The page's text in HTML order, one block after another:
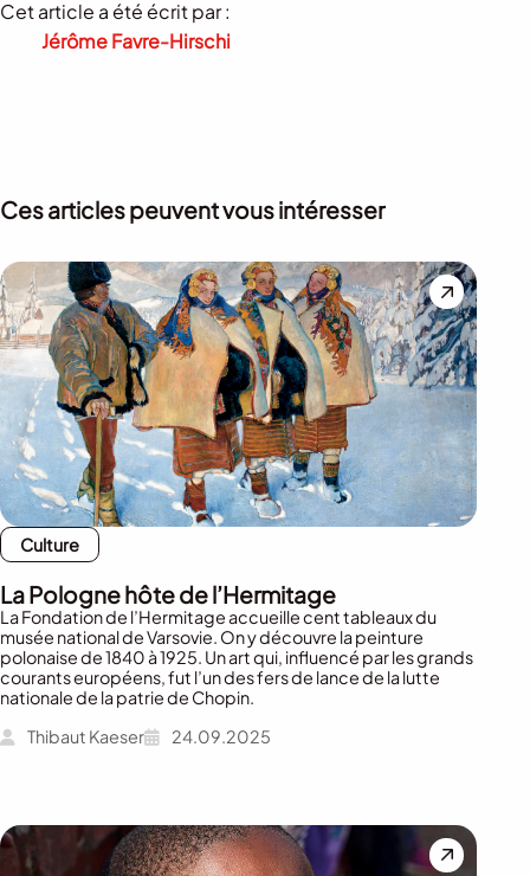
Cet article a été écrit par :
Jérôme Favre-Hirschi
Ces articles peuvent vous intéresser
Culture
La Pologne hôte de l’Hermitage
La Fondation de l’Hermitage accueille cent tableaux du
musée national de Varsovie. On y découvre la peinture
polonaise de 1840 à 1925. Un art qui, influencé par les grands
courants européens, fut l’un des fers de lance de la lutte
nationale de la patrie de Chopin.
Thibaut Kaeser
24.09.2025